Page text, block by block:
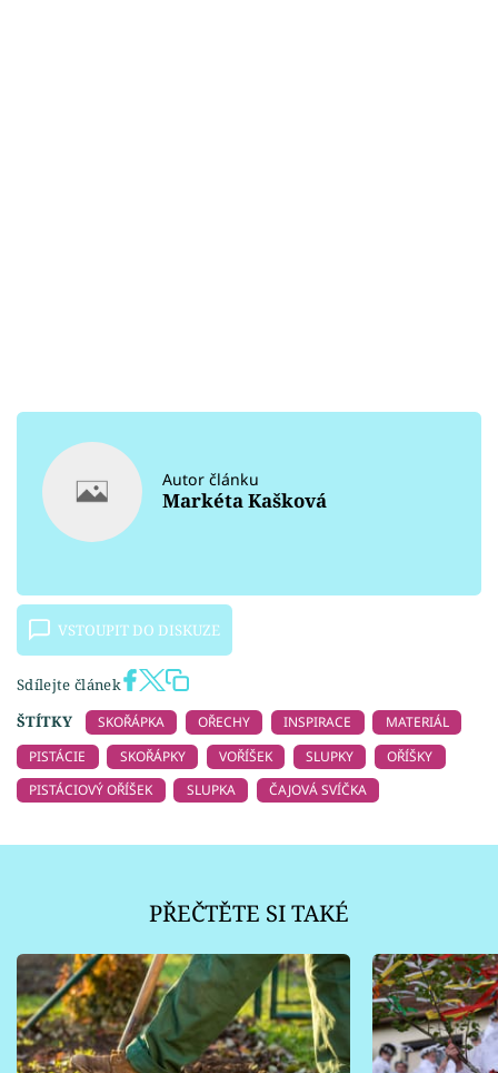
Autor článku
Markéta Kašková
VSTOUPIT DO DISKUZE
Sdílejte článek
ŠTÍTKY
SKOŘÁPKA OŘECHY INSPIRACE
MATERIÁL
PISTÁCIE
SKOŘÁPKY VOŘÍŠEK SLUPKY
OŘÍŠKY
PISTÁCIOVÝ OŘÍŠEK
SLUPKA ČAJOVÁ SVÍČKA
PŘEČTĚTE SI TAKÉ